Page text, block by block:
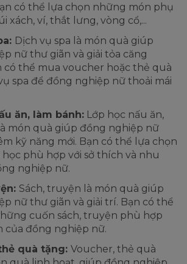
có thể lựa chọn những món phụ
xách, ví, thắt lưng, vòng cổ,...
Dịch vụ spa là món quà giúp
nữ thư giãn và giải tỏa căng
có thể mua voucher hoặc thẻ quà
spa để đồng nghiệp nữ thoải mái
ăn, làm bánh: Lớp học nấu ăn,
món quà giúp đồng nghiệp nữ
kỹ năng mới. Bạn có thể lựa chọn
phù hợp với sở thích và nhu
nghiệp nữ.
Sách, truyện là món quà giúp
nữ thư giãn và giải trí. Bạn có thể
cuốn sách, truyện phù hợp
của đồng nghiệp nữ.
quà tặng: Voucher, thẻ quà